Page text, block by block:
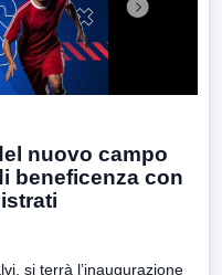
nuovo campo
beneficenza con
si terrà l’inaugurazione